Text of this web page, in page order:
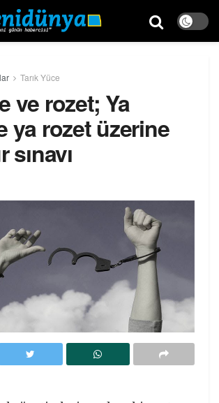
Tarık Yüce
ve rozet; Ya
ya rozet üzerine